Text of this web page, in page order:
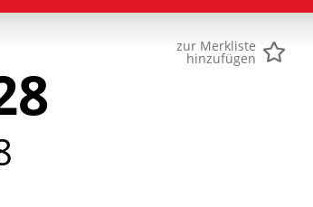
zur Merkliste
hinzufügen